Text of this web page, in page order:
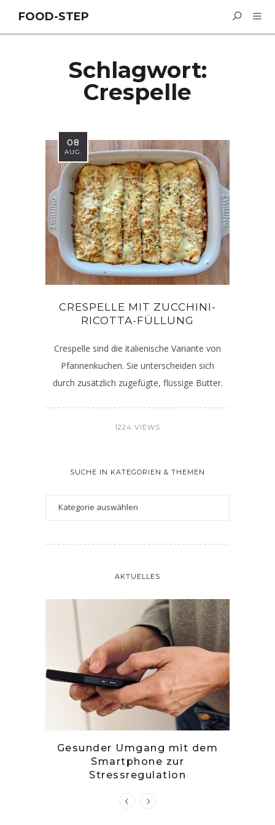
FOOD-STEP
Schlagwort:
Crespelle
08
AUG.
CRESPELLE MIT ZUCCHINI-
RICOTTA-FÜLLUNG
Crespelle sind die italienische Variante von
Pfannenkuchen. Sie unterscheiden sich
durch zusätzlich zugefügte, flüssige Butter.
1224 VIEWS
SUCHE IN KATEGORIEN & THEMEN
AKTUELLES
Gesunder Umgang mit dem
Smartphone zur
Stressregulation